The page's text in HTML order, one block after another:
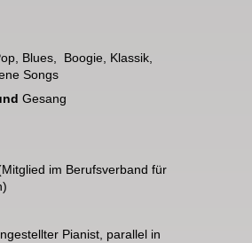
Blues, Boogie, Klassik,
Songs
Gesang
im Berufsverband für
Pianist, parallel in